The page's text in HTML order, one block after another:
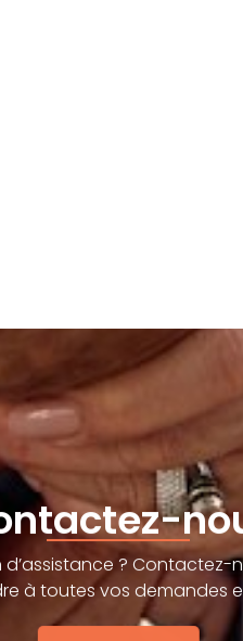
? Contactez-
à toutes vos demandes